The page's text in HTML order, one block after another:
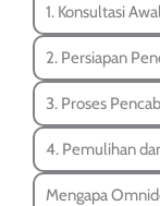
1. Konsultasi Awal
2. Persiapan
3. Proses
4. Pemulihan
Mengapa